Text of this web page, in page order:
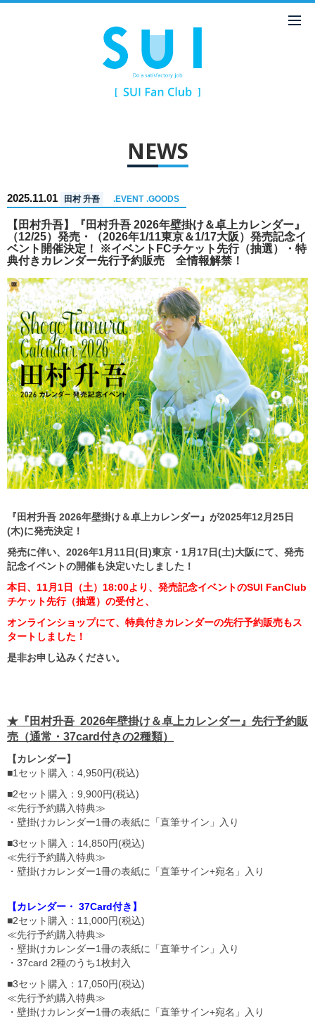
NEWS
2025.11.01 田村 升吾 .EVENT .GOODS
【田村升吾】『田村升吾 2026年壁掛け＆卓上カレンダー』
（12/25）発売・（2026年1/11東京＆1/17大阪）発売記念イ
ベント開催決定！ ※イベントFCチケット先行（抽選）・特
典付きカレンダー先行予約販売 全情報解禁！
『田村升吾 2026年壁掛け＆卓上カレンダー』が2025年12月25日
(木)に発売決定！
発売に伴い、2026年1月11日(日)東京・1月17日(土)大阪にて、発売
記念イベントの開催も決定いたしました！
本日、11月1日（土）18:00より、発売記念イベントのSUI FanClub
チケット先行（抽選）の受付と、
オンラインショップにて、特典付きカレンダーの先行予約販売もス
タートしました！
是非お申し込みください。
★『田村升吾 2026年壁掛け＆卓上カレンダー』先行予約販
売（通常・37card付きの2種類）
【カレンダー】
■1セット購入：4,950円(税込)
■2セット購入：9,900円(税込)
≪先行予約購入特典≫
・壁掛けカレンダー1冊の表紙に「直筆サイン」入り
■3セット購入：14,850円(税込)
≪先行予約購入特典≫
・壁掛けカレンダー1冊の表紙に「直筆サイン+宛名」入り
【カレンダー・ 37Card付き】
■2セット購入：11,000円(税込)
≪先行予約購入特典≫
・壁掛けカレンダー1冊の表紙に「直筆サイン」入り
・37card 2種のうち1枚封入
■3セット購入：17,050円(税込)
≪先行予約購入特典≫
・壁掛けカレンダー1冊の表紙に「直筆サイン+宛名」入り